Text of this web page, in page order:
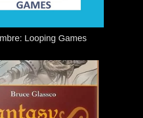
Looping Games